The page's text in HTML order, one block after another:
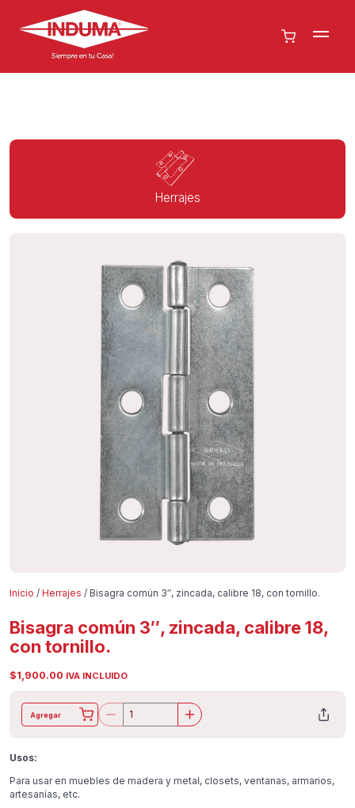
Herrajes
Inicio / Herrajes / Bisagra común 3″, zincada, calibre 18, con tornillo.
Bisagra común 3″, zincada, calibre 18,
con tornillo.
$1,900.00 IVA INCLUIDO
Agregar
Usos:
Para usar en muebles de madera y metal, closets, ventanas, armarios,
artesanías, etc.